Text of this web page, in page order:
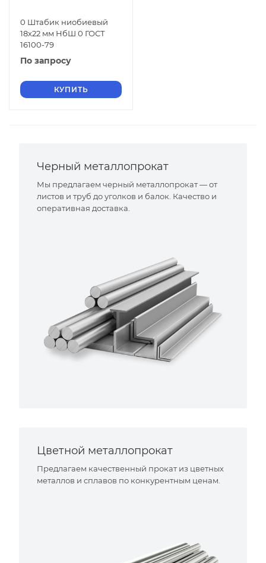
0 Штабик ниобиевый
18х22 мм НбШ 0 ГОСТ
16100-79
По запросу
КУПИТЬ
Черный металлопрокат
Мы предлагаем черный металлопрокат — от
листов и труб до уголков и балок. Качество и
оперативная доставка.
Цветной металлопрокат
Предлагаем качественный прокат из цветных
металлов и сплавов по конкурентным ценам.